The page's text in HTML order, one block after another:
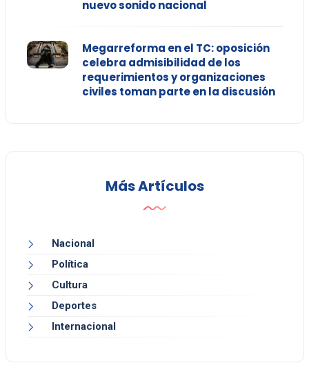
nuevo sonido nacional
Megarreforma en el TC: oposición
celebra admisibilidad de los
requerimientos y organizaciones
civiles toman parte en la discusión
Más Artículos
Nacional
Política
Cultura
Deportes
Internacional